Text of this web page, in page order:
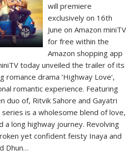
will premiere
exclusively on 16th
June on Amazon miniTV
for free within the
Amazon shopping app
today unveiled the trailer of its
romance drama ‘Highway Love’,
romantic experience. Featuring
duo of, Ritvik Sahore and Gayatri
is a wholesome blend of love,
a long highway journey. Revolving
yet confident feisty Inaya and
Dhun…